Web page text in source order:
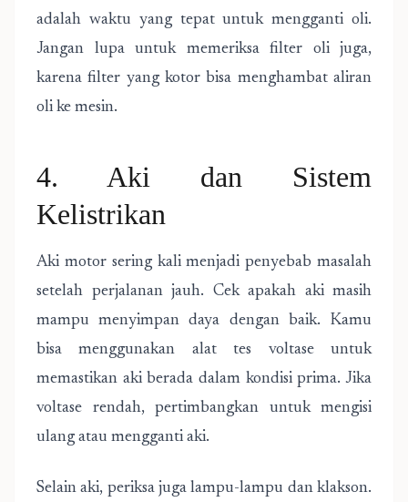
adalah waktu yang tepat untuk mengganti oli.
Jangan lupa untuk memeriksa filter oli juga,
karena filter yang kotor bisa menghambat aliran
oli ke mesin.
4. Aki dan Sistem
Kelistrikan
Aki motor sering kali menjadi penyebab masalah
setelah perjalanan jauh. Cek apakah aki masih
mampu menyimpan daya dengan baik. Kamu
bisa menggunakan alat tes voltase untuk
memastikan aki berada dalam kondisi prima. Jika
voltase rendah, pertimbangkan untuk mengisi
ulang atau mengganti aki.
Selain aki, periksa juga lampu-lampu dan klakson.